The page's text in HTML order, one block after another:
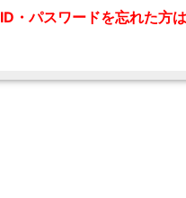
ID・パスワードを忘れた方は